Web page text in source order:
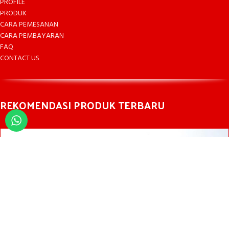
PRODUK
CARA PEMESANAN
CARA PEMBAYARAN
FAQ
CONTACT US
REKOMENDASI PRODUK TERBARU